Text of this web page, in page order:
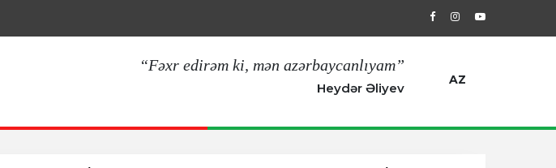
29.04.2022, 16:00 Artıq sülh
“Fəxr edirəm ki, mən azərbaycanlıyam”
Heydər Əliyev
AZ